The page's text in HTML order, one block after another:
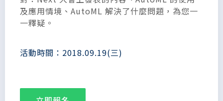
及應用情境、AutoML 解決了什麼問題，為您一
一釋疑。
活動時間：2018.09.19(三)